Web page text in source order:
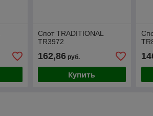
Спот TRADITIONAL
TR3972
162,86руб.
Купить